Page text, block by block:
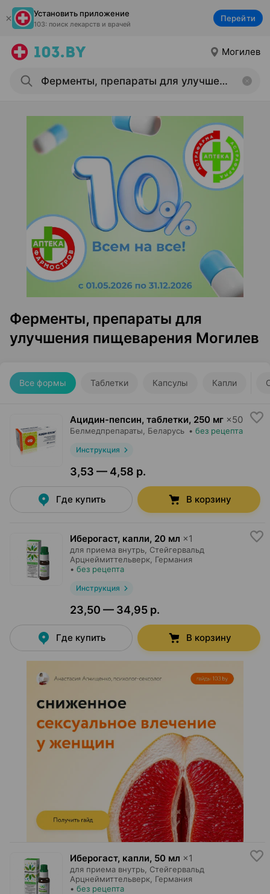
Установить приложение
103: поиск лекарств и врачей
Перейти
Могилев
Ферменты, препараты для
улучшения пищеварения Могилев
Все формы Таблетки Капсулы Капли
Ацидин-пепсин, таблетки, 250 мг ×50
Белмедпрепараты , Беларусь • без рецепта
Инструкция
3,53 — 4,58 р.
Где купить В корзину
Иберогаст, капли, 20 мл ×1
для приема внутрь, Стейгервальд
Арцнеймиттельверк , Германия
• без рецепта
Инструкция
23,50 — 34,95 р.
Где купить В корзину
Иберогаст, капли, 50 мл ×1
для приема внутрь, Стейгервальд
Арцнеймиттельверк , Германия
• без рецепта